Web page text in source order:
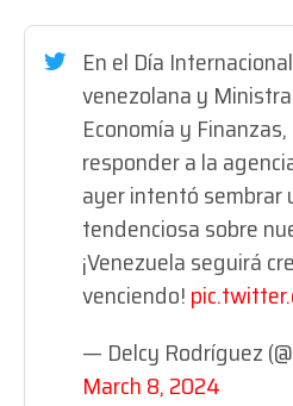
En el Día
venezolana y
Economía y
responder a la
ayer intentó sembrar
tendenciosa sobre
¡Venezuela seguirá
venciendo!
— Delcy Rodríguez
March 8, 2024